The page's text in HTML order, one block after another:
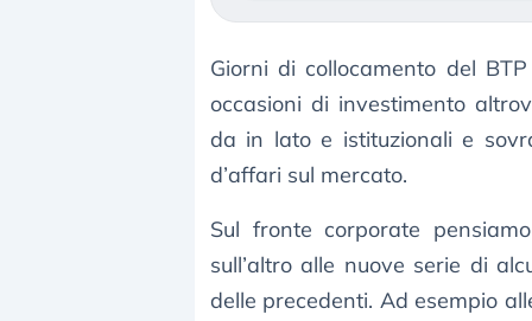
Giorni di collocamento del
occasioni di investimento
da in lato e istituzionali e
d’affari sul mercato.
Sul fronte corporate
sull’altro alle nuove serie di
delle precedenti. Ad esempio